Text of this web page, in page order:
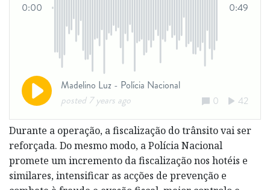
Durante a operação, a fiscalização do trânsito vai ser
reforçada. Do mesmo modo, a Polícia Nacional
promete um incremento da fiscalização nos hotéis e
similares, intensificar as acções de prevenção e